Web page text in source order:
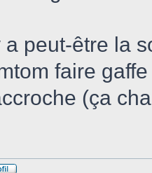
a peut-être la
faire
(ça